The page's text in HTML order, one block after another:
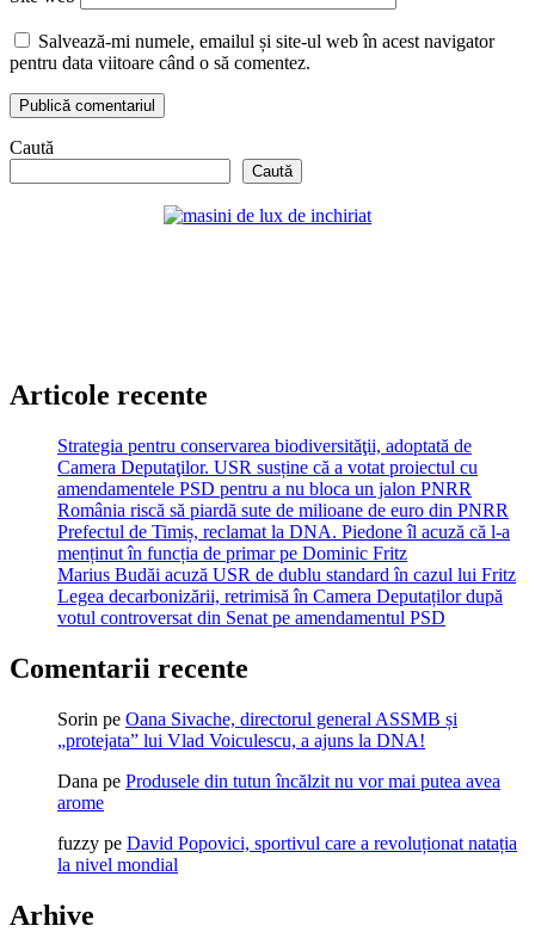
Salvează-mi numele, emailul și site-ul web în acest navigator
pentru data viitoare când o să comentez.
Caută
Caută
Articole recente
Strategia pentru conservarea biodiversităţii, adoptată de
Camera Deputaţilor. USR susține că a votat proiectul cu
amendamentele PSD pentru a nu bloca un jalon PNRR
România riscă să piardă sute de milioane de euro din PNRR
Prefectul de Timiș, reclamat la DNA. Piedone îl acuză că l-a
menținut în funcția de primar pe Dominic Fritz
Marius Budăi acuză USR de dublu standard în cazul lui Fritz
Legea decarbonizării, retrimisă în Camera Deputaților după
votul controversat din Senat pe amendamentul PSD
Comentarii recente
Sorin pe Oana Sivache, directorul general ASSMB și
„protejata” lui Vlad Voiculescu, a ajuns la DNA!
Dana pe Produsele din tutun încălzit nu vor mai putea avea
arome
fuzzy pe David Popovici, sportivul care a revoluționat natația
la nivel mondial
Arhive